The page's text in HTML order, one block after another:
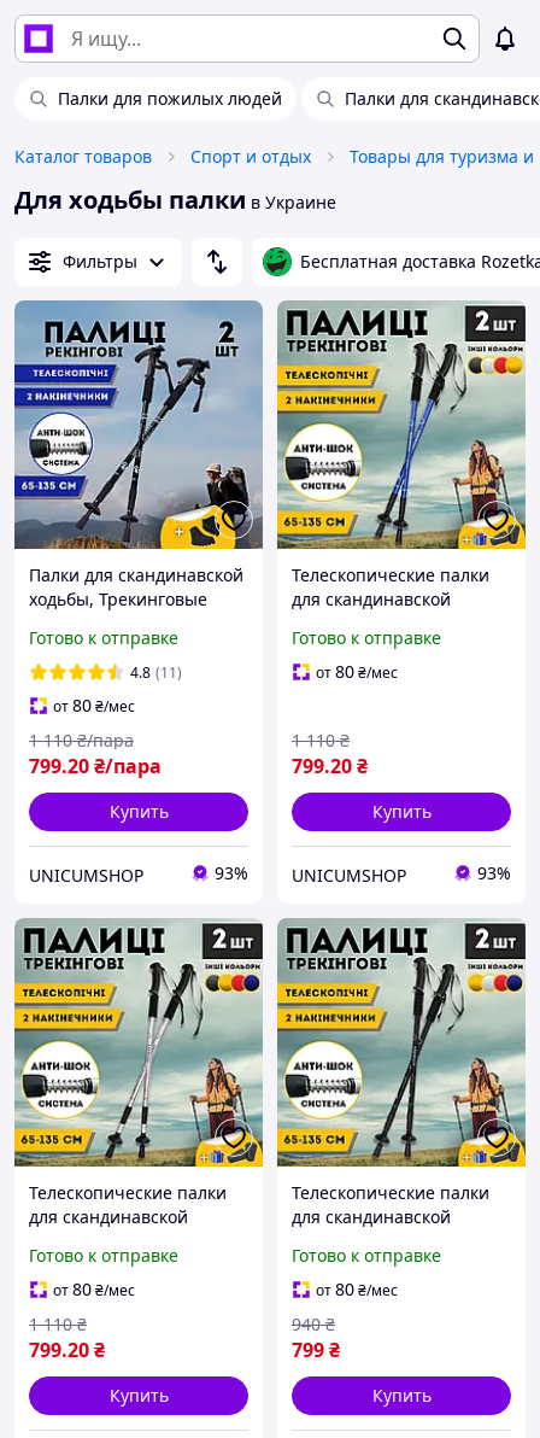
Палки для пожилых людей Палки для
Каталог товаров Спорт и отдых Товары для туризма
Для ходьбы палки в Украине
Фильтры Бесплатная доставка
Палки для скандинавской
ходьбы, Трекинговые
Туристические палки
Hechpro черные 3924-2
Готово к отправке
4.8 (11)
от80₴/мес
799.20₴/пара
1 110 ₴/пара
Купить
UNICUMSHOP 93%
Телескопические палки
для скандинавской
треккинга скандинавские
2 шт ENERGIA Синий
Готово к отправке
от80₴/мес
799.20₴
1 110 ₴
Купить
UNICUMSHOP 93%
Телескопические палки
для скандинавской
треккинга скандинавские
2 шт ENERGIA серые
3924-1
Готово к отправке
от80₴/мес
799.20₴
1 110 ₴
Купить
Телескопические палки
для скандинавской
треккинга скандинавские
2 шт ENERGIA Черный
(3924-1)
Готово к отправке
от80₴/мес
799₴
940 ₴
Купить